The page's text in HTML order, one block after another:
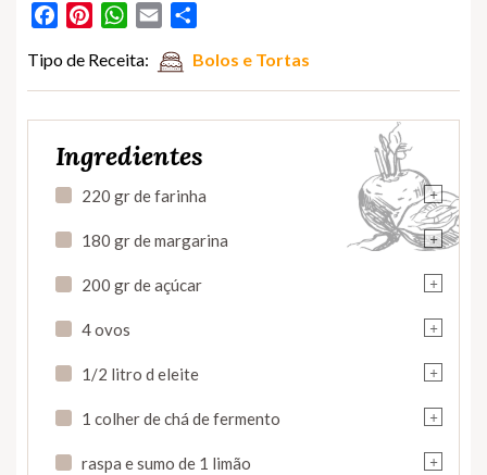
FacebookPinterestWhatsApp
Email
Tipo de Receita: Bolos e Tortas
Ingredientes
+
220 gr de farinha
+
180 gr de margarina
+
200 gr de açúcar
+
4 ovos
+
1/2 litro d eleite
+
1 colher de chá de fermento
+
raspa e sumo de 1 limão